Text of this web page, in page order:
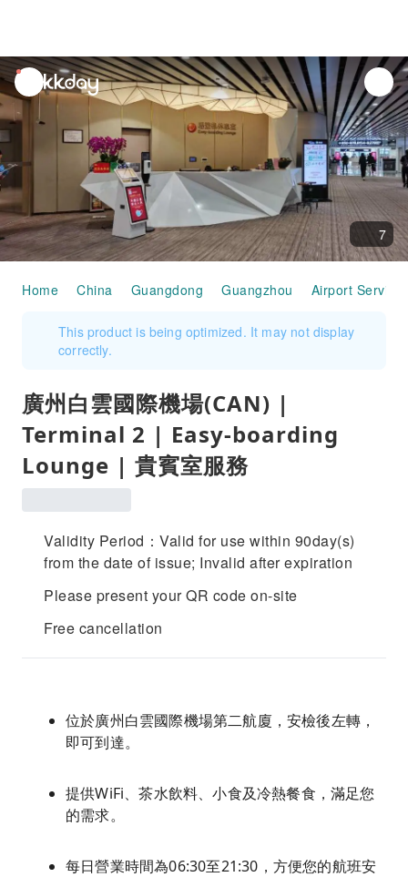
unread
notifications
7
Home China Guangdong Guangzhou Airport
This product is being optimized. It may not display
correctly.
廣州白雲國際機場(CAN) |
Terminal 2 | Easy-boarding
Lounge | 貴賓室服務
Validity Period：Valid for use within 90day(s)
from the date of issue; Invalid after expiration
Please present your QR code on-site
Free cancellation
位於廣州白雲國際機場第二航廈，安檢後左轉，
即可到達。
提供WiFi、茶水飲料、小食及冷熱餐食，滿足您
的需求。
每日營業時間為06:30至21:30，方便您的航班安